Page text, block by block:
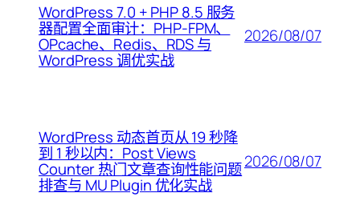
WordPress 7.0 + PHP 8.5 服务
器配置全面审计：PHP-FPM、
OPcache、Redis、RDS 与
WordPress 调优实战
2026/08/07
WordPress 动态首页从 19 秒降
到 1 秒以内：Post Views
Counter 热门文章查询性能问题
排查与 MU Plugin 优化实战
2026/08/07